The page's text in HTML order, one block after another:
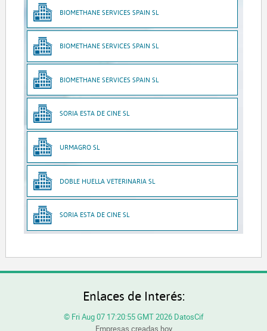
BIOMETHANE SERVICES SPAIN SL
BIOMETHANE SERVICES SPAIN SL
BIOMETHANE SERVICES SPAIN SL
SORIA ESTA DE CINE SL
URMAGRO SL
DOBLE HUELLA VETERINARIA SL
SORIA ESTA DE CINE SL
Enlaces de Interés:
© Fri Aug 07 17:20:55 GMT 2026 DatosCif
Empresas creadas hoy